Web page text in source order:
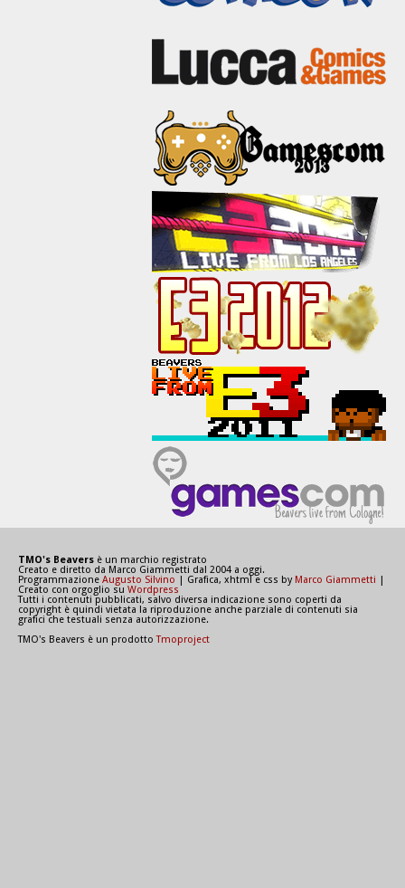
TMO's Beavers è un marchio registrato
Creato e diretto da Marco Giammetti dal 2004 a oggi.
Programmazione Augusto Silvino | Grafica, xhtml e css byMarco Giammetti
Creato con orgoglio su Wordpress
Tutti i contenuti pubblicati, salvo diversa indicazione sono coperti da
copyright è quindi vietata la riproduzione anche parziale di contenuti sia
grafici che testuali senza autorizzazione.
TMO's Beavers è un prodottoTmoproject